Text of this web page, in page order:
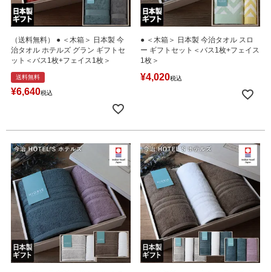
（送料無料） ● ＜木箱＞ 日本製 今
治タオル ホテルズ グラン ギフトセ
ット＜バス1枚+フェイス1枚＞
送料無料
¥6,640税込
● ＜木箱＞ 日本製 今治タオル スロ
ー ギフトセット＜バス1枚+フェイス
1枚＞
¥4,020税込